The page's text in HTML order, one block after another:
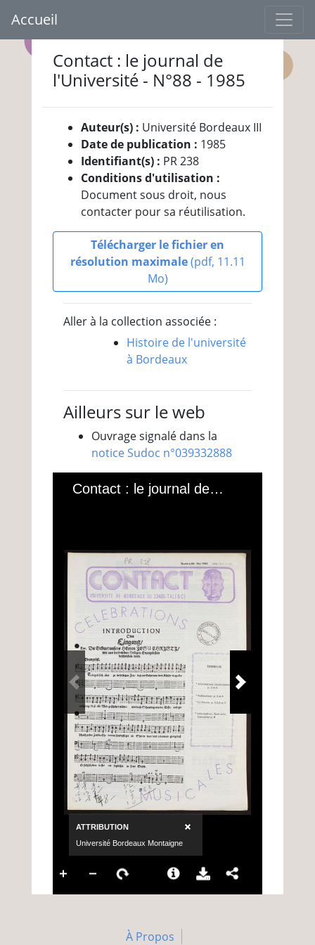
Accueil
Contact : le journal de
l'Université - N°88 - 1985
Auteur(s) : Université Bordeaux III
Date de publication : 1985
Identifiant(s) : PR 238
Conditions d'utilisation :
Document sous droit, nous
contacter pour sa réutilisation.
Télécharger le fichier en
résolution maximale(pdf, 11.11
Mo)
Aller à la collection associée :
Histoire de l'université
à Bordeaux
Ailleurs sur le web
Ouvrage signalé dans la
notice Sudoc n°039332888
À Propos